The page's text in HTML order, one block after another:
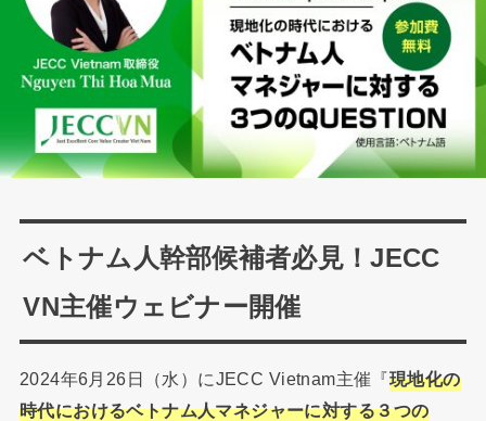
ベトナム人幹部候補者必見！JECC
VN主催ウェビナー開催
2024年6月26日（水）にJECC Vietnam主催『現地化の
時代におけるベトナム人マネジャーに対する３つの